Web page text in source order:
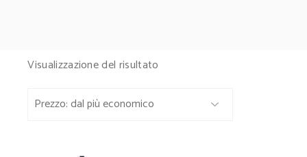
Visualizzazione del risultato